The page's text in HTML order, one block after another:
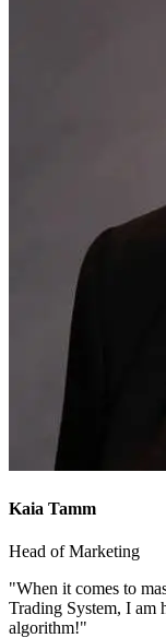
Kaia Tamm
Head of Marketing
"When it comes to
Trading System, I am
algorithm!"